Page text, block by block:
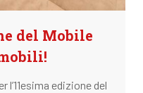
del Mobile
l’11esima edizione del